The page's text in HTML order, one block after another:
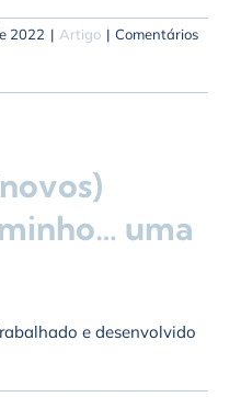
2022 | Artigo | Comentários
uma
e desenvolvido